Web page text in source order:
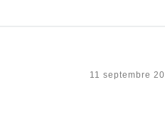
11 septembre